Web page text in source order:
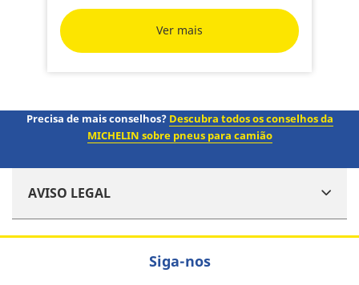
Ver mais
Precisa de mais conselhos? Descubra todos os conselhos da
MICHELIN sobre pneus para camião
AVISO LEGAL
Siga-nos